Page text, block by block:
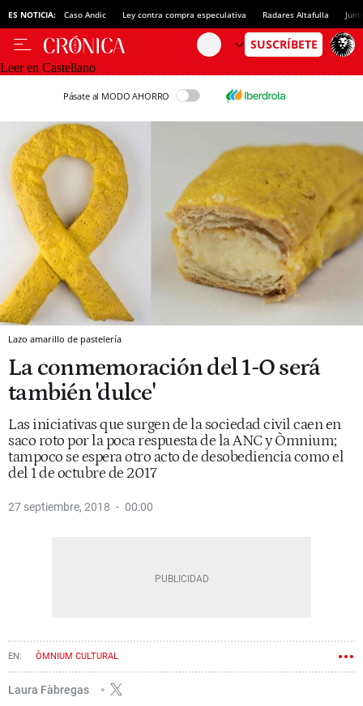
ES NOTICIA: Caso Andic Ley contra compra especulativa Radares Altafulla
Leer en Castellano
Pásate al MODO AHORRO
Lazo amarillo de pastelería
La conmemoración del 1-O será
también 'dulce'
Las iniciativas que surgen de la sociedad civil caen en
saco roto por la poca respuesta de la ANC y Òmnium;
tampoco se espera otro acto de desobediencia como el
del 1 de octubre de 2017
27 septiembre, 2018 00:00
ÒMNIUM CULTURAL
ASOCIACIÓN DE MUNICIPIOS POR LA INDEPENDENCIA (AMI)
Laura Fàbregas